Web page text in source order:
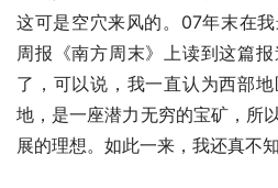
这可是空穴来风的。07年末在
周报《南方周末》上读到这篇
了，可以说，我一直认为西部
地，是一座潜力无穷的宝矿，所
展的理想。如此一来，我还真不